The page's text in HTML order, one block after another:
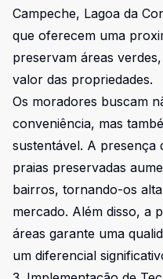
Campeche, Lagoa da
que oferecem uma
preservam áreas
valor das propriedades.
Os moradores buscam
conveniência, mas
sustentável. A presença
praias preservadas
bairros, tornando-os
mercado. Além disso, a
áreas garante uma
um diferencial